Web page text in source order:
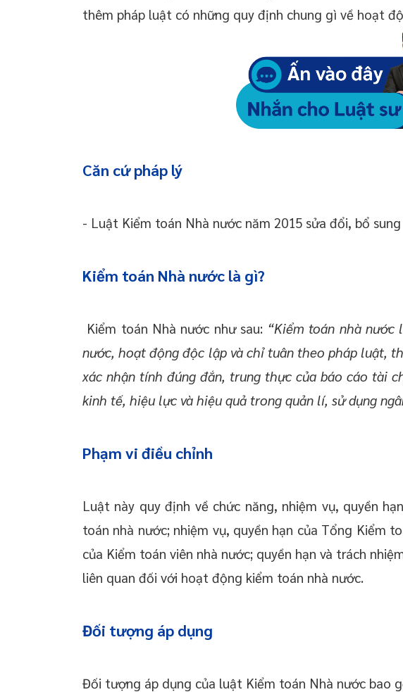
thêm pháp luật có những quy định chung gì về hoạt
Căn cứ pháp lý
- Luật Kiểm toán Nhà nước năm 2015 sửa đổi, bổ sung
Kiểm toán Nhà nước là gì?
Kiểm toán Nhà nước như sau: “Kiểm toán nhà
nước, hoạt động độc lập và chỉ tuân theo pháp luật,
xác nhận tính đúng đắn, trung thực của báo cáo tài
kinh tế, hiệu lực và hiệu quả trong quản lí, sử dụng
Phạm vi điều chỉnh
Luật này quy định về chức năng, nhiệm vụ, quyền
toán nhà nước; nhiệm vụ, quyền hạn của Tổng Kiểm
của Kiểm toán viên nhà nước; quyền hạn và trách
liên quan đối với hoạt động kiểm toán nhà nước.
Đối tượng áp dụng
Đối tượng áp dụng của luật Kiểm toán Nhà nước bao